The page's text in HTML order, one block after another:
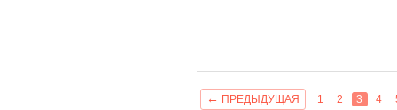
← ПРЕДЫДУЩАЯ 1 2 3 4